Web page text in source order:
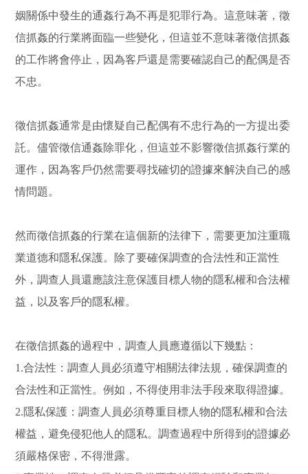
姻關係中發生的通姦行為不再是犯罪行為。這意味著，徵
信抓姦的行業將面臨一些變化，但這並不意味著徵信抓姦
的工作將會停止，因為客戶還是需要確認自己的配偶是否
不忠。
徵信抓姦通常是由懷疑自己配偶有不忠行為的一方提出委
託。儘管徵信通姦除罪化，但這並不影響徵信抓姦行業的
運作，因為客戶仍然需要尋找確切的證據來解決自己的感
情問題。
然而徵信抓姦的行業在這個新的法律下，需要更加注重職
業道德和隱私保護。除了要確保調查的合法性和正當性
外，調查人員還應該注意保護目標人物的隱私權和合法權
益，以及客戶的隱私權。
在徵信抓姦的過程中，調查人員應遵循以下幾點：
1.合法性：調查人員必須遵守相關法律法規，確保調查的
合法性和正當性。例如，不得使用非法手段來取得證據。
2.隱私保護：調查人員必須尊重目標人物的隱私權和合法
權益，避免侵犯他人的隱私。調查過程中所得到的證據必
須嚴格保密，不得泄露。